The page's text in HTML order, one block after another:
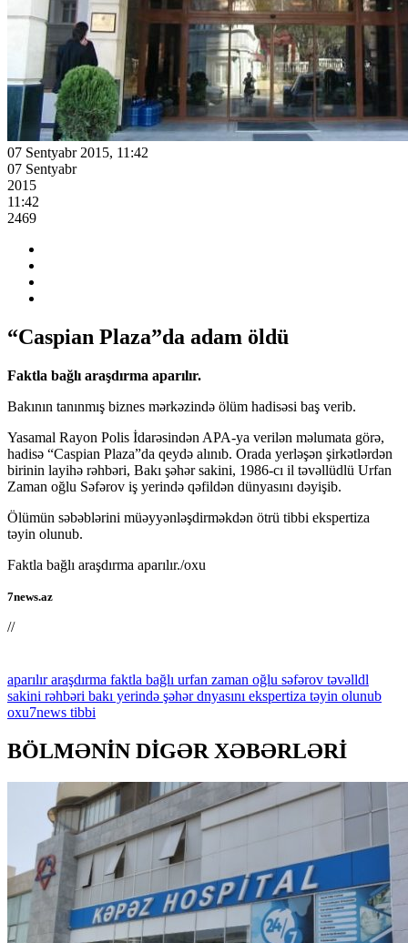
07 Sentyabr 2015, 11:42
07 Sentyabr
2015
11:42
2469
“Caspian Plaza”da adam öldü
Faktla bağlı araşdırma aparılır.
Bakının tanınmış biznes mərkəzində ölüm hadisəsi baş verib.
Yasamal Rayon Polis İdarəsindən APA-ya verilən məlumata görə,
hadisə “Caspian Plaza”da qeydə alınıb. Orada yerləşən şirkətlərdən
birinin layihə rəhbəri, Bakı şəhər sakini, 1986-cı il təvəllüdlü Urfan
Zaman oğlu Səfərov iş yerində qəfildən dünyasını dəyişib.
Ölümün səbəblərini müəyyənləşdirməkdən ötrü tibbi ekspertiza
təyin olunub.
Faktla bağlı araşdırma aparılır./oxu
7news.az
//
aparılıraraşdırma faktla bağlı urfan zaman oğlu səfərov təvəlldl
sakini rəhbəri bakı yerində şəhərdnyasını ekspertiza təyin olunub
oxu7news tibbi
BÖLMƏNİN DİGƏR XƏBƏRLƏRİ